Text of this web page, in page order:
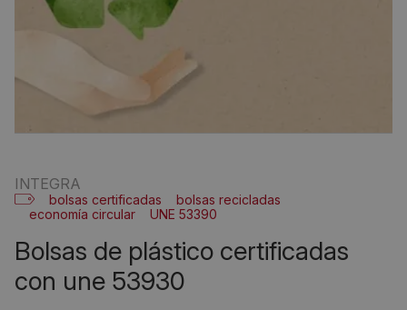
INTEGRA
bolsas certificadas
bolsas recicladas
economía circular
UNE 53390
bolsas de plástico certificadas
con une 53930